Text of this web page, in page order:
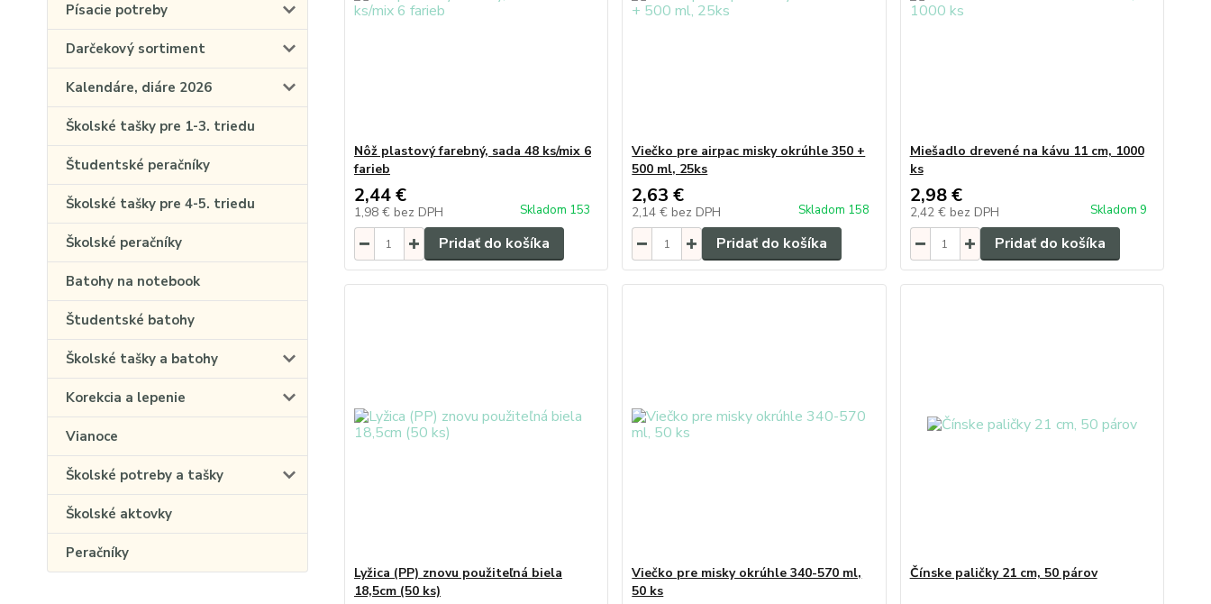
Písacie potreby
Darčekový sortiment
Kalendáre, diáre 2026
Školské tašky pre 1-3. triedu
Študentské peračníky
Školské tašky pre 4-5. triedu
Školské peračníky
Batohy na notebook
Študentské batohy
Školské tašky a batohy
Korekcia a lepenie
Vianoce
Školské potreby a tašky
Školské aktovky
Peračníky
Nôž plastový farebný, sada 48 ks/mix 6
farieb
2,44 €
1,98 € bez DPH Skladom 153
Pridať do košíka
Viečko pre airpac misky okrúhle 350 +
500 ml, 25ks
2,63 €
2,14 € bez DPH Skladom 158
Pridať do košíka
Miešadlo drevené na kávu 11 cm, 1000
ks
2,98 €
2,42 € bez DPH Skladom 9
Pridať do košíka
Lyžica (PP) znovu použiteľná biela
18,5cm (50 ks)
Viečko pre misky okrúhle 340-570 ml,
50 ks
Čínske paličky 21 cm, 50 párov